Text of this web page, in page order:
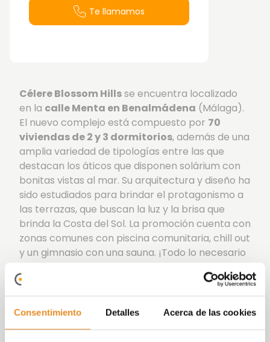
Consentimiento Detalles Acerca de las cookies
Te llamamos
Célere Blossom Hillsse encuentra localizado
en la calle Menta en Benalmádena (Málaga).
El nuevo complejo está compuesto por 70
viviendas de 2 y 3 dormitorios, además de una
amplia variedad de tipologías entre las que
destacan los áticos que disponen solárium con
bonitas vistas al mar. Su arquitectura y diseño ha
sido estudiados para brindar el protagonismo a
las terrazas, que buscan la luz y la brisa que
brinda la Costa del Sol. La promoción cuenta con
zonas comunes con piscina comunitaria, chill out
y un gimnasio con una sauna. ¡Todo lo necesario
El conjunto residencial está compuesto por 70
viviendas de 2 y 3 dormitorios, con 2 baños
completos, 2 plazas de aparcamiento y un
trastero.